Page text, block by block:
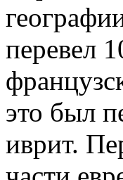
перевел
это был
иврит.